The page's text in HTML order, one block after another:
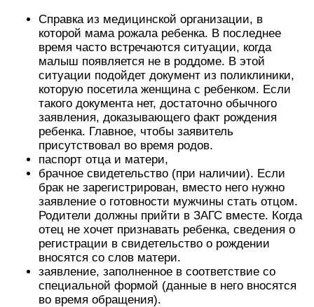
Справка из медицинской организации, в
которой мама рожала ребенка. В последнее
время часто встречаются ситуации, когда
малыш появляется не в роддоме. В этой
ситуации подойдет документ из поликлиники,
которую посетила женщина с ребенком. Если
такого документа нет, достаточно обычного
заявления, доказывающего факт рождения
ребенка. Главное, чтобы заявитель
присутствовал во время родов.
паспорт отца и матери,
брачное свидетельство (при наличии). Если
брак не зарегистрирован, вместо него нужно
заявление о готовности мужчины стать отцом.
Родители должны прийти в ЗАГС вместе. Когда
отец не хочет признавать ребенка, сведения о
регистрации в свидетельство о рождении
вносятся со слов матери.
заявление, заполненное в соответствие со
специальной формой (данные в него вносятся
во время обращения).